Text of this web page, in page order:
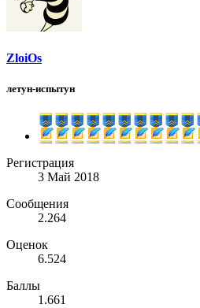
ZloiOs
летун-испытун
Регистрация
3 Май 2018
Сообщения
2.264
Оценок
6.524
Баллы
1.661